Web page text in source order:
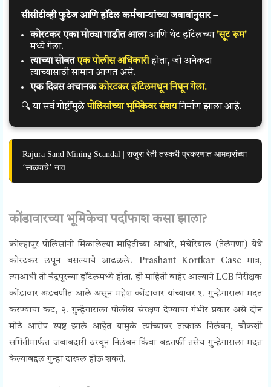
सीसीटीव्ही फुटेज आणि हॉटेल कर्मचाऱ्यांच्या जबाबांनुसार –
कोरटकर एका मोठ्या गाडीत आलाआणि थेट हॉटेलच्या 'सूट रूम'
मध्ये गेला.
त्याच्या सोबत एक पोलीस अधिकारीहोता, जो अनेकदा
त्याच्यासाठी सामान आणत असे.
एक दिवस अचानक कोरटकर हॉटेलमधून निघून गेला.
🔍 या सर्व गोष्टींमुळेपोलिसांच्या भूमिकेवर संशयनिर्माण झाला आहे.
Rajura Sand Mining Scandal | राजुरा रेती तस्करी प्रकरणात आमदारांच्या
‘साळ्याचे’ नाव
कोंडावारच्या भूमिकेचा पर्दाफाश कसा झाला?
कोल्हापूर पोलिसांनी मिळालेल्या माहितीच्या आधारे, मंचेरियाल (तेलंगणा) येथे
कोरटकर लपून बसल्याचे आढळले. Prashant Kortkar Case मात्र,
त्याआधी तो चंद्रपूरच्या हॉटेलमध्ये होता. ही माहिती बाहेर आल्याने LCB निरीक्षक
कोंडावार अडचणीत आले असूनमहेश कोंडावार यांच्यावर १. गुन्हेगाराला मदत
करण्याचा कट, २. गुन्हेगाराला पोलीस संरक्षण देण्याचा गंभीर प्रकार असेदोन
मोठे आरोप स्पष्ट झाले आहेतयामुळे त्यांच्यावरतत्काळ निलंबन,चौकशी
समितीमार्फत जबाबदारी ठरवून निलंबन किंवा बडतर्फी तसेचगुन्हेगाराला मदत
केल्याबद्दल गुन्हा दाखलहोऊ शकते.